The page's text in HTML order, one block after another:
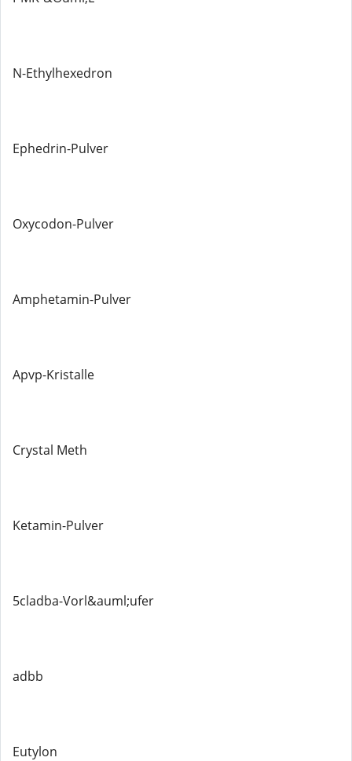
N-Ethylhexedron
Ephedrin-Pulver
Oxycodon-Pulver
Amphetamin-Pulver
Apvp-Kristalle
Crystal Meth
Ketamin-Pulver
5cladba-Vorl&auml;ufer
adbb
Eutylon